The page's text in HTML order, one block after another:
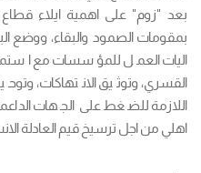
بعد "زوم" على اهمية ايلاء قطاع
بمقومات الصمود والبقاء، ووضع
اليات العمل للمؤسسات مع
القسري، وتوثيق الانتهاكات،
اللازمة للضغط على الجهات
اهلي من اجل ترسيخ قيم العادلة